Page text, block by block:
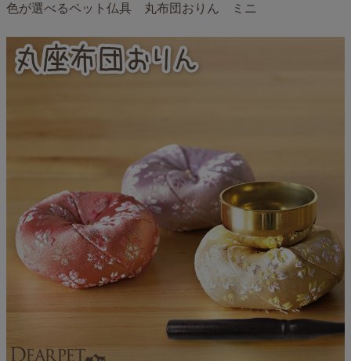
色が選べるペット仏具 丸布団おりん ミニ